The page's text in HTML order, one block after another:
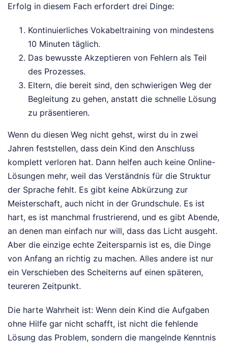
Erfolg in diesem Fach erfordert drei Dinge:
Kontinuierliches Vokabeltraining von mindestens
10 Minuten täglich.
Das bewusste Akzeptieren von Fehlern als Teil
des Prozesses.
Eltern, die bereit sind, den schwierigen Weg der
Begleitung zu gehen, anstatt die schnelle Lösung
zu präsentieren.
Wenn du diesen Weg nicht gehst, wirst du in zwei
Jahren feststellen, dass dein Kind den Anschluss
komplett verloren hat. Dann helfen auch keine Online-
Lösungen mehr, weil das Verständnis für die Struktur
der Sprache fehlt. Es gibt keine Abkürzung zur
Meisterschaft, auch nicht in der Grundschule. Es ist
hart, es ist manchmal frustrierend, und es gibt Abende,
an denen man einfach nur will, dass das Licht ausgeht.
Aber die einzige echte Zeitersparnis ist es, die Dinge
von Anfang an richtig zu machen. Alles andere ist nur
ein Verschieben des Scheiterns auf einen späteren,
teureren Zeitpunkt.
Die harte Wahrheit ist: Wenn dein Kind die Aufgaben
ohne Hilfe gar nicht schafft, ist nicht die fehlende
Lösung das Problem, sondern die mangelnde Kenntnis